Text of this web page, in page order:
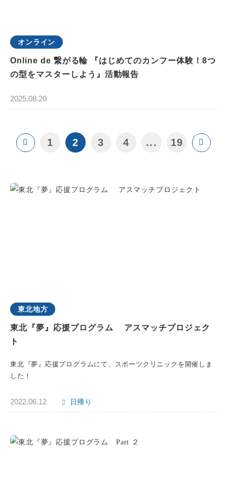
オンライン
Online de 繋がる輪 『はじめてのカンフー体験！8つ
の型をマスターしよう』活動報告
2025.08.20
1 2 3 4 ... 19
東北地方
東北『夢』応援プログラム アスマッチプロジェク
ト
東北『夢』応援プログラムにて、スポーツクリニックを開催しま
した！
2022.06.12 日帰り